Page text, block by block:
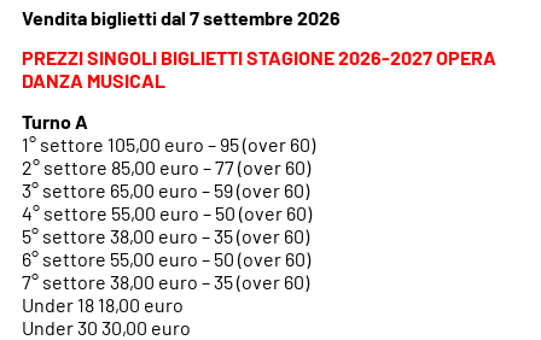
Vendita biglietti dal 7 settembre 2026
PREZZI SINGOLI BIGLIETTI STAGIONE 2026-2027 OPERA
DANZA MUSICAL
Turno A
1° settore 105,00 euro – 95 (over 60)
2° settore 85,00 euro – 77 (over 60)
3° settore 65,00 euro – 59 (over 60)
4° settore 55,00 euro – 50 (over 60)
5° settore 38,00 euro – 35 (over 60)
6° settore 55,00 euro – 50 (over 60)
7° settore 38,00 euro – 35 (over 60)
Under 18 18,00 euro
Under 30 30,00 euro